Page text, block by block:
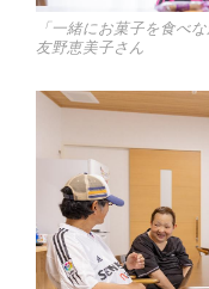
「一緒にお菓子を食べ
友野恵美子さん